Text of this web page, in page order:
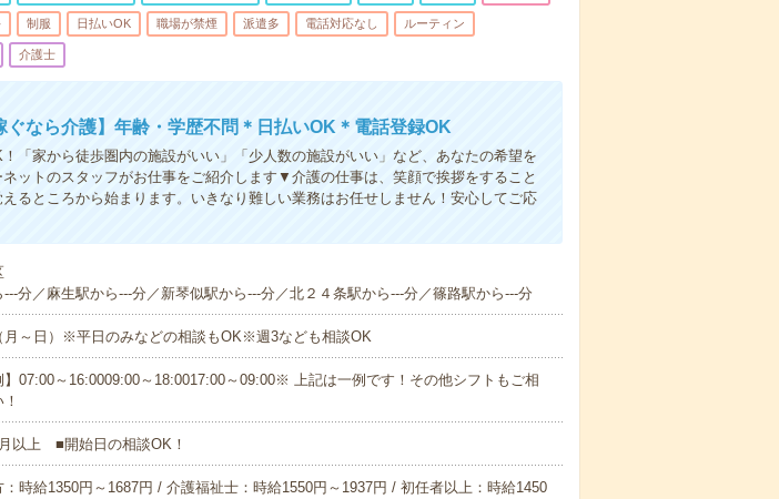
制服 日払いOK 職場が禁煙 派遣多 電話対応なし ルーティン
介護士
ぐなら介護】年齢・学歴不問＊日払いOK＊電話登録OK
「家から徒歩圏内の施設がいい」「少人数の施設がいい」など、あなたの希望を
ットのスタッフがお仕事をご紹介します▼介護の仕事は、笑顔で挨拶をすること
るところから始まります。いきなり難しい業務はお任せしません！安心してご応
分／麻生駅から---分／新琴似駅から---分／北２４条駅から---分／篠路駅から---分
月～日）※平日のみなどの相談もOK※週3なども相談OK
】07:00～16:0009:00～18:0017:00～09:00※ 上記は一例です！その他シフトもご相
以上 ■開始日の相談OK！
：時給1350円～1687円 / 介護福祉士：時給1550円～1937円 / 初任者以上：時給1450